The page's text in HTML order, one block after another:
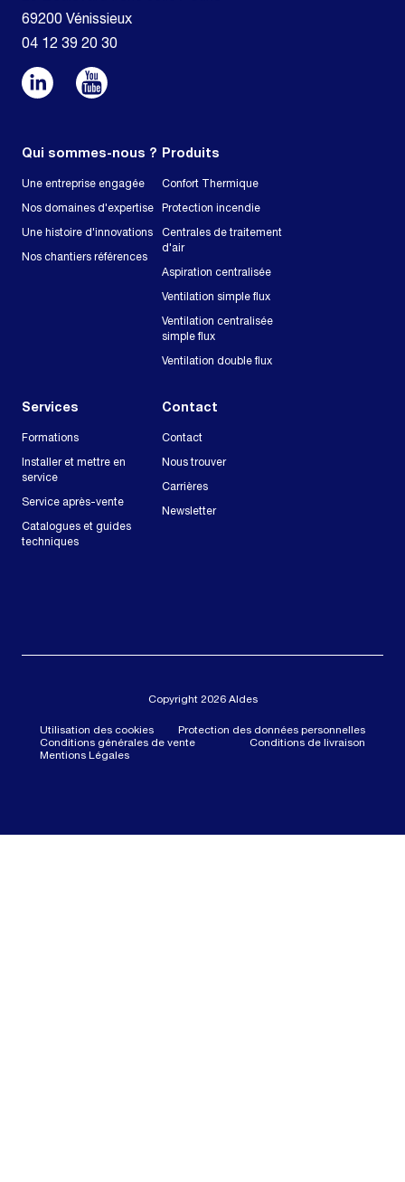
69200 Vénissieux
04 12 39 20 30
Qui sommes-nous ?
Une entreprise engagée
Nos domaines d'expertise
Une histoire d'innovations
Nos chantiers références
Produits
Confort Thermique
Protection incendie
Centrales de traitement
d'air
Aspiration centralisée
Ventilation simple flux
Ventilation centralisée
simple flux
Ventilation double flux
Services
Formations
Installer et mettre en
service
Service après-vente
Catalogues et guides
techniques
Contact
Contact
Nous trouver
Carrières
Newsletter
Copyright 2026 Aldes
Utilisation des cookies
Protection des données personnelles
Conditions générales de vente
Conditions de livraison
Mentions Légales